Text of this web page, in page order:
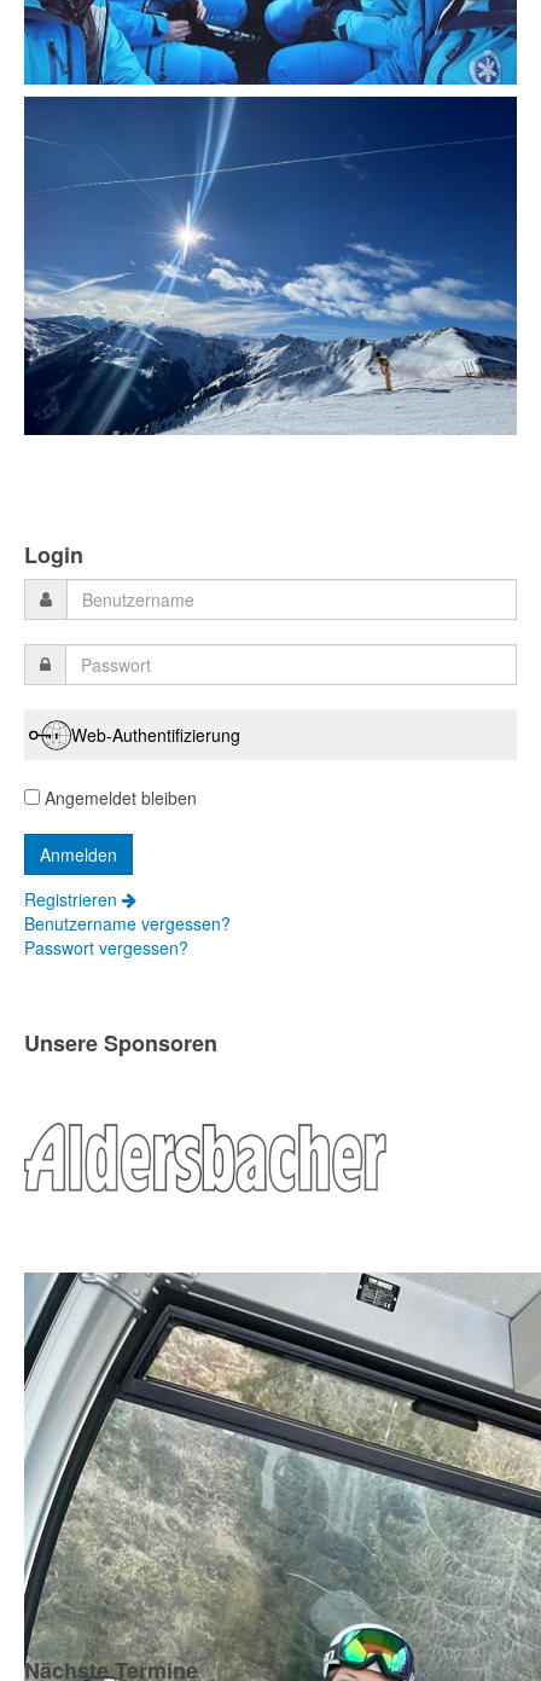
Login
Web-Authentifizierung
Angemeldet bleiben
Registrieren
Benutzername vergessen?
Passwort vergessen?
Unsere Sponsoren
Nächste Termine